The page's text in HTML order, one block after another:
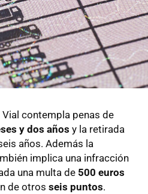
contempla penas de
y dos años y la retirada
años. Además la
implica una infracción
una multa de 500 euros
de otros seis puntos.